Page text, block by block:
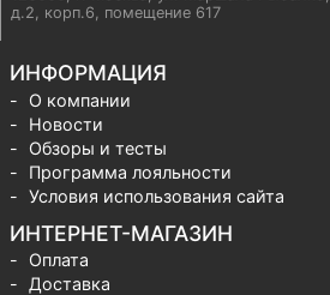
д.2, корп.6, помещение 617
ИНФОРМАЦИЯ
О компании
Новости
Обзоры и тесты
Программа лояльности
Условия использования сайта
ИНТЕРНЕТ-МАГАЗИН
Оплата
Доставка